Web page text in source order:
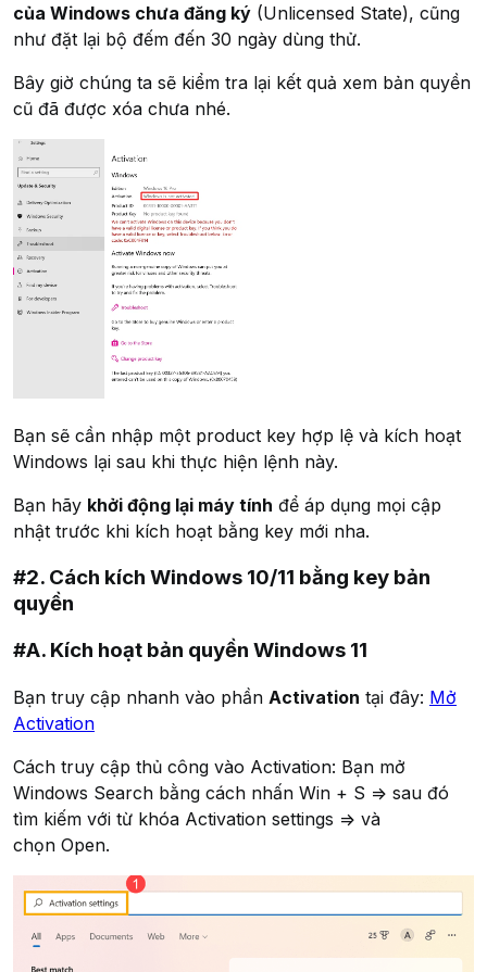
của Windows chưa đăng ký (Unlicensed State), cũng
như đặt lại bộ đếm đến 30 ngày dùng thử.
Bây giờ chúng ta sẽ kiểm tra lại kết quả xem bản quyền
cũ đã được xóa chưa nhé.
Bạn sẽ cần nhập một product key hợp lệ và kích hoạt
Windows lại sau khi thực hiện lệnh này.
Bạn hãy khởi động lại máy tính để áp dụng mọi cập
nhật trước khi kích hoạt bằng key mới nha.
#2. Cách kích Windows 10/11 bằng key bản
quyền
#A. Kích hoạt bản quyền Windows 11
Bạn truy cập nhanh vào phần Activation tại đây: Mở
Activation
Cách truy cập thủ công vào Activation: Bạn mở
Windows Search bằng cách nhấn Win + S => sau đó
tìm kiếm với từ khóa Activation settings => và
chọn Open.